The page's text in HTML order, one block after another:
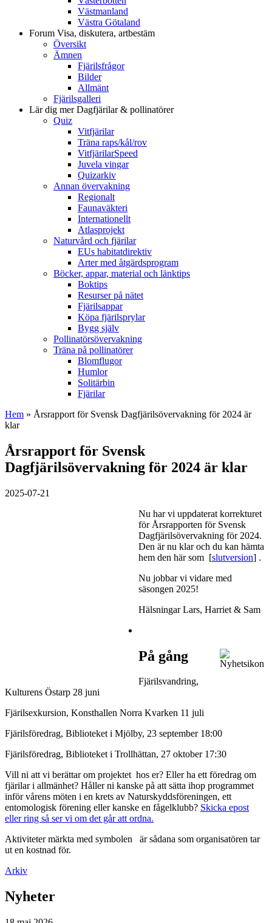
Västmanland
Västra Götaland
Forum Visa, diskutera, artbestäm
Översikt
Ämnen
Fjärilsfrågor
Bilder
Allmänt
Fjärilsgalleri
Lär dig merDagfjärilar & pollinatörer
Quiz
Vitfjärilar
Träna raps/kål/rov
VitfjärilarSpeed
Juvela vingar
Quizarkiv
Annan övervakning
Regionalt
Faunaväkteri
Internationellt
Atlasprojekt
Naturvård och fjärilar
EUs habitatdirektiv
Arter med åtgärdsprogram
Böcker, appar, material och länktips
Boktips
Resurser på nätet
Fjärilsappar
Köpa fjärilsprylar
Bygg själv
Pollinatörsövervakning
Träna på pollinatörer
Blomflugor
Humlor
Solitärbin
Fjärilar
Hem » Årsrapport för Svensk Dagfjärilsövervakning för 2024 är
klar
Årsrapport för Svensk
Dagfjärilsövervakning för 2024 är klar
2025-07-21
Nu har vi uppdaterat korrekturet
för Årsrapporten för Svensk
Dagfjärilsövervakning för 2024.
Den är nu klar och du kan hämta
hem den här som [slutversion] .
Nu jobbar vi vidare med
säsongen 2025!
Hälsningar Lars, Harriet & Sam
På gång
Fjärilsvandring,
Kulturens Östarp 28 juni
Fjärilsexkursion, Konsthallen Norra Kvarken 11 juli
Fjärilsföredrag, Biblioteket i Mjölby, 23 september 18:00
Fjärilsföredrag, Biblioteket i Trollhättan, 27 oktober 17:30
Vill ni att vi berättar om projektet hos er? Eller ha ett föredrag om
fjärilar i allmänhet? Håller ni kanske på att sätta ihop programmet
inför vårens möten i en krets av Naturskyddsföreningen, ett
entomologisk förening eller kanske en fågelklubb? Skicka epost
eller ring så ser vi om det går att ordna.
Aktiviteter märkta med symbolen
är sådana som organisatören tar
ut en kostnad för.
Arkiv
Nyheter